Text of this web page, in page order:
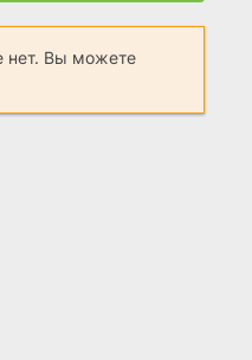
нет. Вы можете